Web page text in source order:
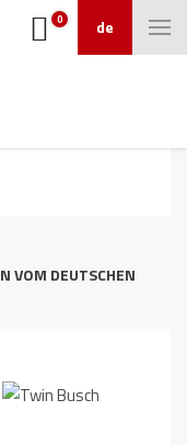
de
0
VOM DEUTSCHEN